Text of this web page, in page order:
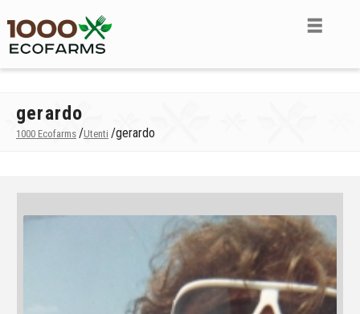
gerardo
1000 Ecofarms /Utenti /gerardo